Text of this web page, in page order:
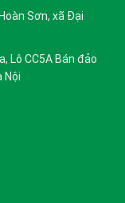
Sơn, xã Đại
Lô CC5A Bán đảo
Nội